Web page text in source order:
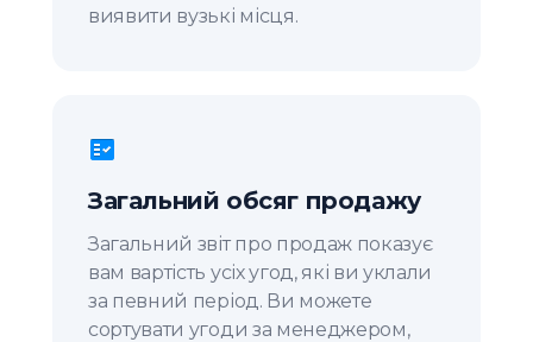
виявити вузькі місця.
Загальний обсяг продажу
Загальний звіт про продаж показує
вам вартість усіх угод, які ви уклали
за певний період. Ви можете
сортувати угоди за менеджером,